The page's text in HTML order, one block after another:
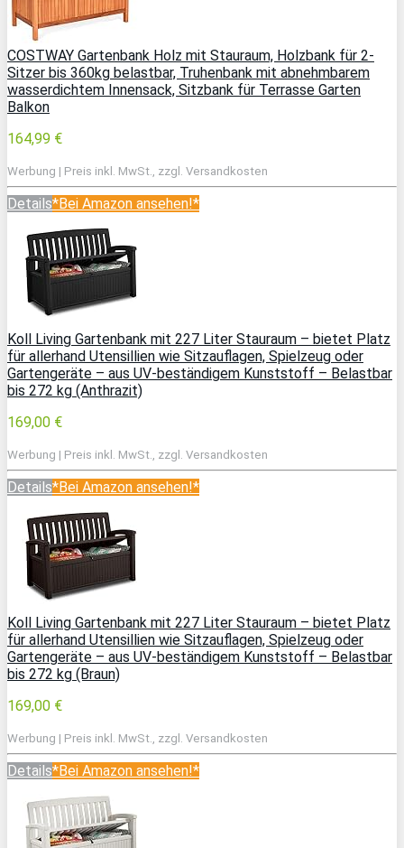
COSTWAY Gartenbank Holz mit Stauraum, Holzbank für 2-
Sitzer bis 360kg belastbar, Truhenbank mit abnehmbarem
wasserdichtem Innensack, Sitzbank für Terrasse Garten
Balkon
164,99 €
Werbung | Preis inkl. MwSt., zzgl. Versandkosten
Details*Bei Amazon ansehen!*
Koll Living Gartenbank mit 227 Liter Stauraum – bietet Platz
für allerhand Utensillien wie Sitzauflagen, Spielzeug oder
Gartengeräte – aus UV-beständigem Kunststoff – Belastbar
bis 272 kg (Anthrazit)
169,00 €
Werbung | Preis inkl. MwSt., zzgl. Versandkosten
Details*Bei Amazon ansehen!*
Koll Living Gartenbank mit 227 Liter Stauraum – bietet Platz
für allerhand Utensillien wie Sitzauflagen, Spielzeug oder
Gartengeräte – aus UV-beständigem Kunststoff – Belastbar
bis 272 kg (Braun)
169,00 €
Werbung | Preis inkl. MwSt., zzgl. Versandkosten
Details*Bei Amazon ansehen!*